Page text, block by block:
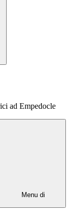
ad Empedocle
Menu di